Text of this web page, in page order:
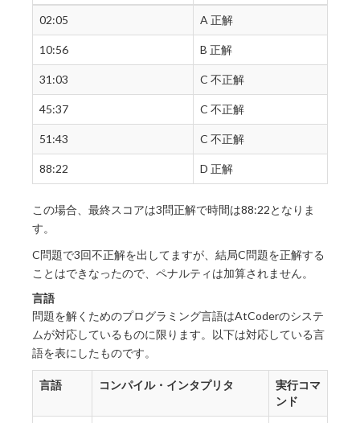
02:05 A 正解
10:56 B 正解
31:03 C 不正解
45:37 C 不正解
51:43 C 不正解
88:22 D 正解
この場合、最終スコアは3問正解で時間は88:22となりま
す。
C問題で3回不正解を出してますが、結局C問題を正解する
ことはできなったので、ペナルティは加算されません。
言語
問題を解くためのプログラミング言語はAtCoderのシステ
ムが対応しているものに限ります。以下は対応している言
語を表にしたものです。
言語 コンパイル・インタプリタ
実行コマ
ンド